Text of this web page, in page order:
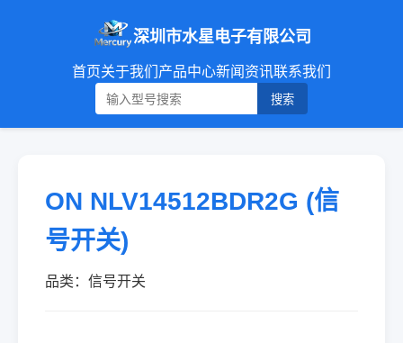
深圳市水星电子有限公司
首页关于我们 产品中心新闻资讯联系我们
搜索
ON NLV14512BDR2G (信
号开关)
品类：信号开关